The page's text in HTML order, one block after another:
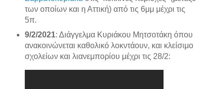
των οποίων και η Αττική) από τις 6μμ μέχρι τις
5π.
9/2/2021: Διάγγελμα Κυριάκου Μητσοτάκη όπου
ανακοινώνεται καθολικό λοκντάουν, και κλείσιμο
σχολείων και λιανεμπορίου μέχρι τις 28/2: